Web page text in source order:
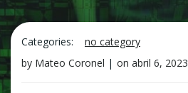
Categories:
no category
by Mateo Coronel | on abril 6, 2023